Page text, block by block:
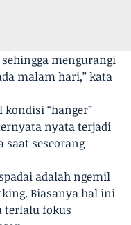
mengurangi
malam hari,” kata
“hanger”
nyata terjadi
saat seseorang
adalah ngemil
Biasanya hal ini
terlalu fokus